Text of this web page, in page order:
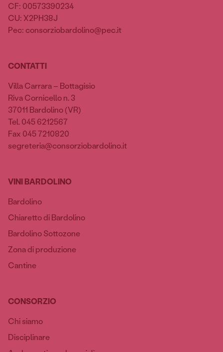
CF: 00573390234
CU: X2PH38J
Pec: consorziobardolino@pec.it
CONTATTI
Villa Carrara – Bottagisio
Riva Cornicello n. 3
37011 Bardolino (VR)
Tel. 045 6212567
Fax 045 7210820
segreteria@consorziobardolino.it
VINI BARDOLINO
Bardolino
Chiaretto di Bardolino
Bardolino Sottozone
Zona di produzione
Cantine
CONSORZIO
Chi siamo
Disciplinare